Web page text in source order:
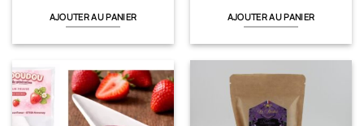
AJOUTER AU PANIER AJOUTER AU PANIER